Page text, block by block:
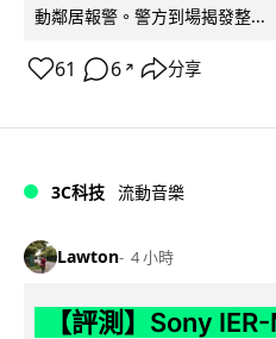
動鄰居報警。警方到場揭發整...
61 6 ↗ 分享
3C科技 流動音樂
Lawton 4 小時
【評測】Sony